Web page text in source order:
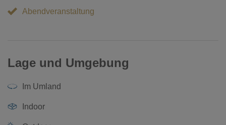
Abendveranstaltung
Lage und Umgebung
Im Umland
Indoor